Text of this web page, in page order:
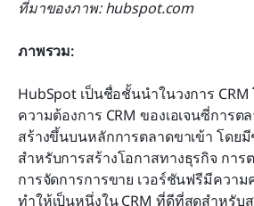
ที่มาของภาพ: hubspot.com
ภาพรวม:
HubSpot เป็นชื่อชั้นนำในวงการ
ความต้องการ CRM ของเอเจนซี่การ
สร้างขึ้นบนหลักการตลาดขาเข้า โดย
สำหรับการสร้างโอกาสทางธุรกิจ การ
การจัดการการขาย เวอร์ชันฟรีมีควา
ทำให้เป็นหนึ่งใน CRM ที่ดีที่สุดสำหรับ